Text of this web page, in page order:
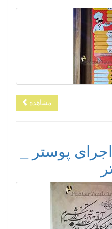
مشاهده
پوستر _